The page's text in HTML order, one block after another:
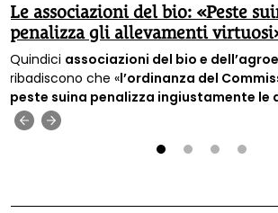
Le associazioni del bio: «Peste
penalizza gli allevamenti
Quindici associazioni del bio e
ribadiscono che «l’ordinanza del
peste suina penalizza ingiustamente le
estensive
rispetto delle loro esigenze e